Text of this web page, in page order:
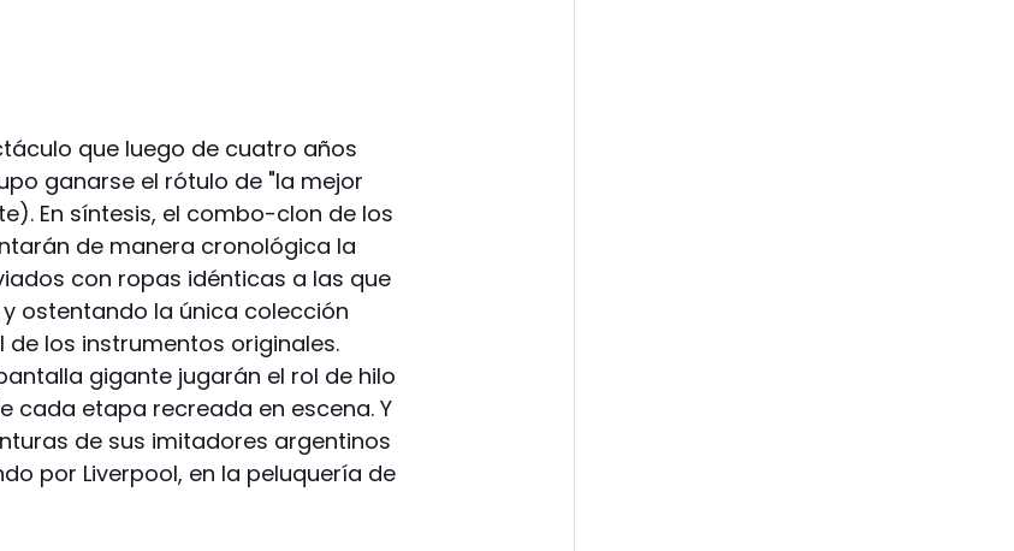
que luego de cuatro años
ganarse el rótulo de "la mejor
En síntesis, el combo-clon de los
de manera cronológica la
con ropas idénticas a las que
y ostentando la única colección
los instrumentos originales.
gigante jugarán el rol de hilo
cada etapa recreada en escena. Y
de sus imitadores argentinos
por Liverpool, en la peluquería de